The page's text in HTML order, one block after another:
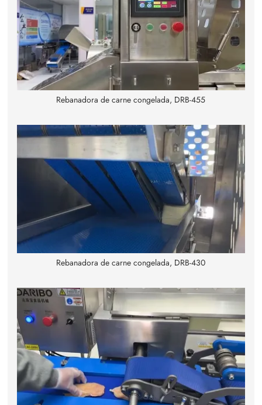
Rebanadora de carne congelada, DRB-455
Rebanadora de carne congelada, DRB-430